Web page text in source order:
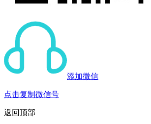
添加微信
点击复制微信号
返回顶部